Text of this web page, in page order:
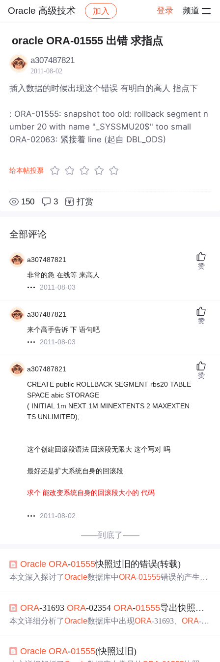
Oracle 高级技术 加入 登录 频道
Oracle 高级技术 帖子详情
oracle ORA-01555 出错 求指点
a307487821
2011-08-02
插入数据的时候出现这个错误 有明白的高人 指点下
: ORA-01555: snapshot too old: rollback segment n
umber 20 with name "_SYSSMU20$" too small
ORA-02063: 紧接着 line (起自 DBL_ODS)
给本帖投票
150 3 打赏
全部评论
a307487821
非常的急 在线等 来高人
2011-08-03
赞
a307487821
来个高手告诉 下 语句吧
2011-08-03
赞
a307487821
CREATE public ROLLBACK SEGMENT rbs20 TABLE
SPACE abic STORAGE
( INITIAL 1m NEXT 1M MINEXTENTS 2 MAXEXTEN
TS UNLIMITED);
这个创建回滚段语法 回滚段无限大 这个写对 吗
最好还是扩大系统自身的回滚段
求个 能改变系统自身的回滚段大小的 代码
2011-08-02
赞
——到底了——
Oracle ORA-01555快照过旧的错误(转载)
本文深入探讨了Oracle数据库中ORA-01555错误的产生原
ORA-31693 ORA-02354 ORA-01555导出快照过旧报错案例分析
本文详细分析了Oracle数据库中出现ORA-31693、ORA-02
数调整。
Oracle ORA-01555(快照过旧)